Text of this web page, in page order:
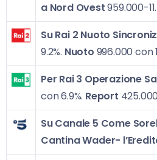
a Nord Ovest959.000-
Su Rai 2 Nuoto
9.2%. Nuoto 996.000 con
Per Rai 3 Operazione
con 6.9%. Report
Su Canale 5 Come
Cantina Wader-